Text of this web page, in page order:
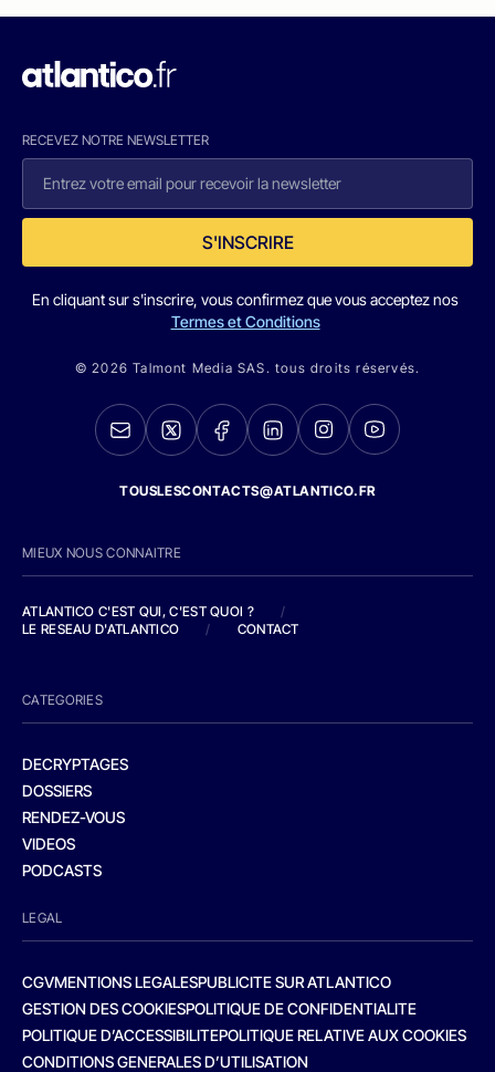
RECEVEZ NOTRE NEWSLETTER
S'INSCRIRE
En cliquant sur s'inscrire, vous confirmez que vous acceptez nos
Termes et Conditions
© 2026 Talmont Media SAS. tous droits réservés.
TOUSLESCONTACTS@ATLANTICO.FR
MIEUX NOUS CONNAITRE
ATLANTICO C'EST QUI, C'EST QUOI ?
/
LE RESEAU D'ATLANTICO
/ CONTACT
CATEGORIES
DECRYPTAGES
DOSSIERS
RENDEZ-VOUS
VIDEOS
PODCASTS
LEGAL
CGVMENTIONS LEGALESPUBLICITE SUR ATLANTICO
GESTION DES COOKIESPOLITIQUE DE CONFIDENTIALITE
POLITIQUE D’ACCESSIBILITEPOLITIQUE RELATIVE AUX COOKIES
CONDITIONS GENERALES D’UTILISATION